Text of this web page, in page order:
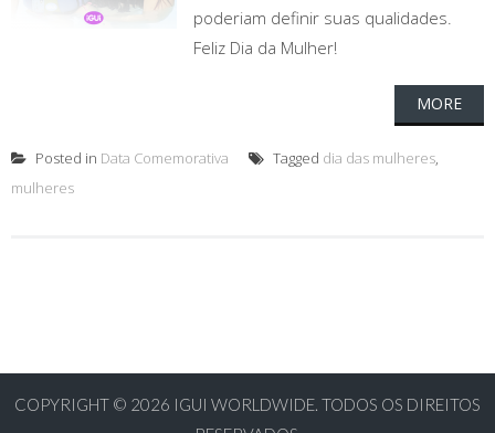
poderiam definir suas qualidades.
Feliz Dia da Mulher!
MORE
Posted in Data Comemorativa Tagged dia das mulheres,
mulheres
COPYRIGHT © 2026 IGUI WORLDWIDE. TODOS OS DIREITOS